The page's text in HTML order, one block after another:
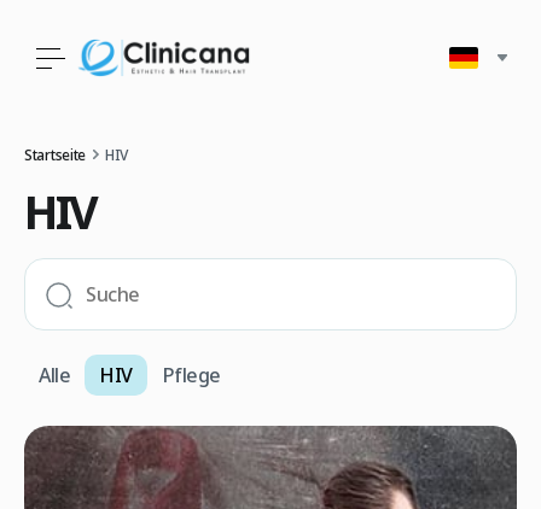
Startseite HIV
HIV
Alle HIV Pflege